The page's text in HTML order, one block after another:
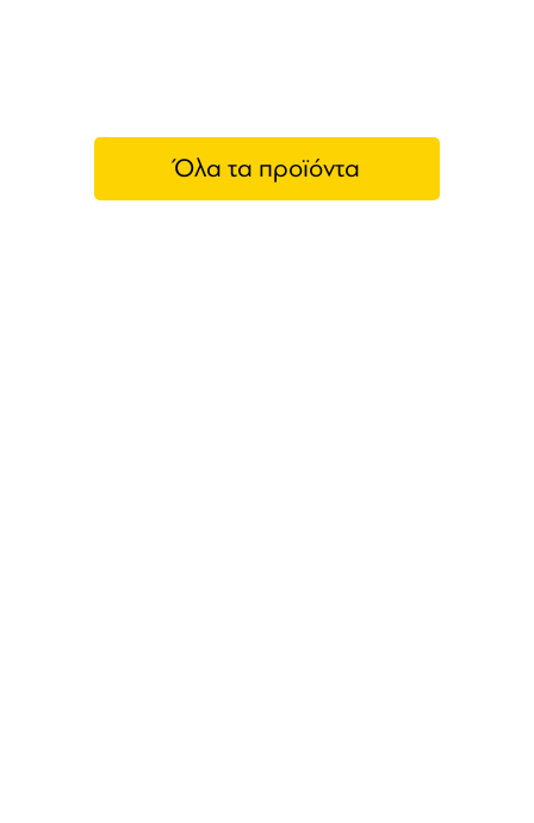
Όλα τα προϊόντα